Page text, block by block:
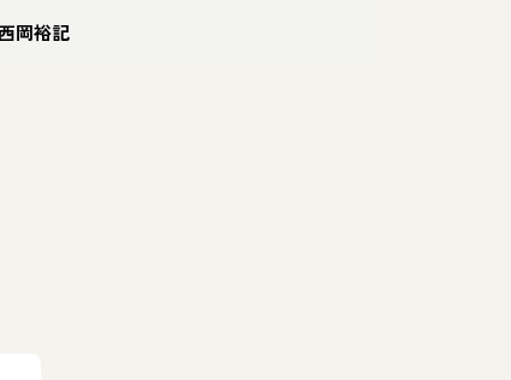
て方・迎え方
岡裕記